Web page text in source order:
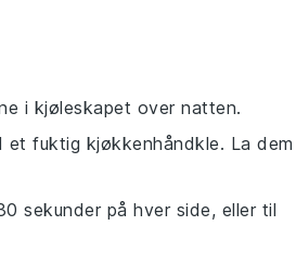
i kjøleskapet over natten.
fuktig kjøkkenhåndkle. La dem
sekunder på hver side, eller til